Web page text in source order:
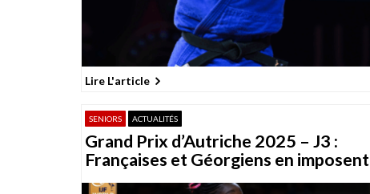
Lire L'article
SENIORS ACTUALITÉS
Grand Prix d’Autriche 2025 – J3 :
Françaises et Géorgiens en imposent